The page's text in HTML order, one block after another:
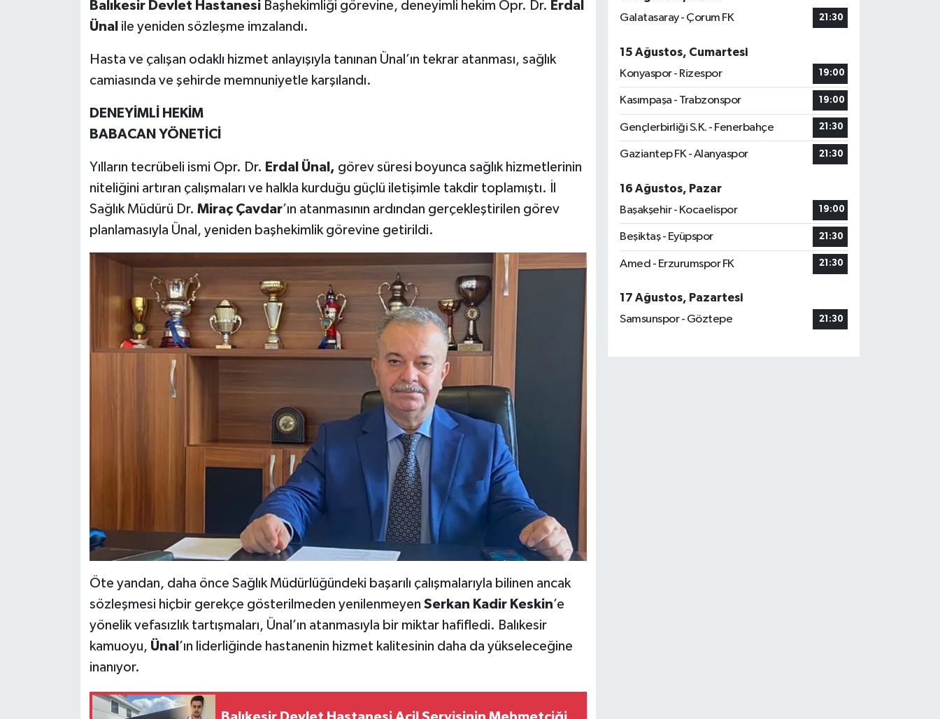
Balıkesir Devlet HastanesiBaşhekimliği görevine, deneyimli hekim Opr. Dr. Erdal
Ünal ile yeniden sözleşme imzalandı.
Hasta ve çalışan odaklı hizmet anlayışıyla tanınan Ünal’ın tekrar atanması, sağlık
camiasında ve şehirde memnuniyetle karşılandı.
DENEYİMLİ HEKİM
BABACAN YÖNETİCİ
Yılların tecrübeli ismi Opr. Dr. Erdal Ünal, görev süresi boyunca sağlık hizmetlerinin
niteliğini artıran çalışmaları ve halkla kurduğu güçlü iletişimle takdir toplamıştı. İl
Sağlık Müdürü Dr. Miraç Çavdar’ın atanmasının ardından gerçekleştirilen görev
planlamasıyla Ünal, yeniden başhekimlik görevine getirildi.
Öte yandan, daha önce Sağlık Müdürlüğündeki başarılı çalışmalarıyla bilinen ancak
sözleşmesi hiçbir gerekçe gösterilmeden yenilenmeyen Serkan Kadir Keskin’e
yönelik vefasızlık tartışmaları, Ünal’ın atanmasıyla bir miktar hafifledi. Balıkesir
kamuoyu, Ünal ’ın liderliğinde hastanenin hizmet kalitesinin daha da yükseleceğine
inanıyor.
Galatasaray - Çorum FK
21:30
15 Ağustos, Cumartesi
Konyaspor - Rizespor
19:00
Kasımpaşa - Trabzonspor 19:00
Gençlerbirliği S.K. - Fenerbahçe 21:30
Gaziantep FK - Alanyaspor 21:30
16 Ağustos, Pazar
Başakşehir - Kocaelispor
19:00
Beşiktaş - Eyüpspor 21:30
Amed - Erzurumspor FK 21:30
17 Ağustos, Pazartesi
Samsunspor - Göztepe
21:30